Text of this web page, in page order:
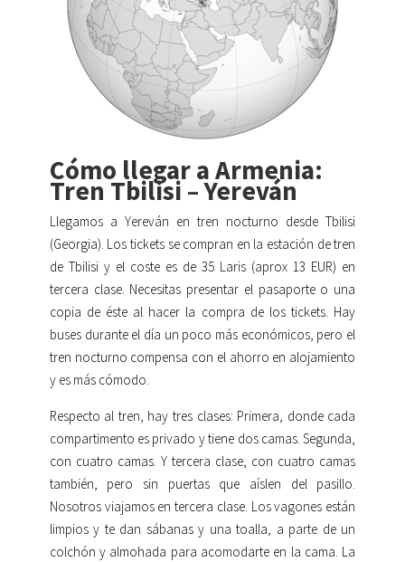
Cómo llegar a Armenia:
Tren Tbilisi – Yereván
Llegamos a Yereván en tren nocturno desde Tbilisi
(Georgia). Los tickets se compran en la estación de tren
de Tbilisi y el coste es de 35 Laris (aprox 13 EUR) en
tercera clase. Necesitas presentar el pasaporte o una
copia de éste al hacer la compra de los tickets. Hay
buses durante el día un poco más económicos, pero el
tren nocturno compensa con el ahorro en alojamiento
y es más cómodo.
Respecto al tren, hay tres clases: Primera, donde cada
compartimento es privado y tiene dos camas. Segunda,
con cuatro camas. Y tercera clase, con cuatro camas
también, pero sin puertas que aíslen del pasillo.
Nosotros viajamos en tercera clase. Los vagones están
limpios y te dan sábanas y una toalla, a parte de un
colchón y almohada para acomodarte en la cama. La